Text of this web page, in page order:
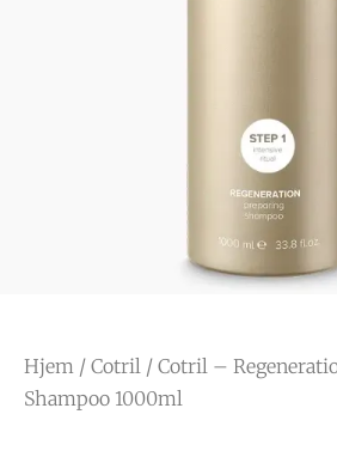
Hjem / Cotril / Cotril –
Shampoo 1000ml